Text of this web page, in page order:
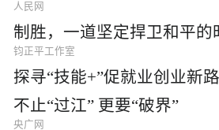
人民网
制胜，一道坚定捍卫和平的
钧正平工作室
探寻“技能+”促就业创业新路
不止“过江” 更要“破界”
央广网